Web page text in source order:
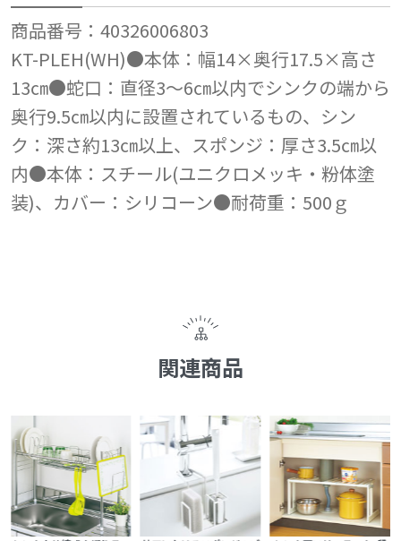
商品番号：40326006803
KT-PLEH(WH)●本体：幅14×奥行17.5×高さ
13㎝●蛇口：直径3～6㎝以内でシンクの端から
奥行9.5㎝以内に設置されているもの、シン
ク：深さ約13㎝以上、スポンジ：厚さ3.5㎝以
内●本体：スチール(ユニクロメッキ・粉体塗
装)、カバー：シリコーン●耐荷重：500ｇ
関連商品